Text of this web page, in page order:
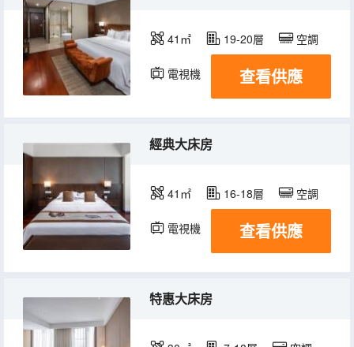
41㎡ 19-20層 空調
電視機 查看供應
經典大床房
41㎡ 16-18層 空調
電視機 查看供應
特惠大床房